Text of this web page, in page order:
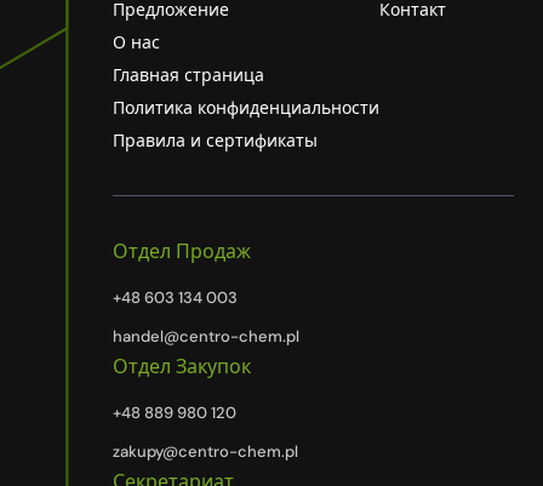
Предложение
О нас
Главная страница
Политика конфиденциальности
Правила и сертификаты
Контакт
Отдел Продаж
+48 603 134 003
handel@centro-chem.pl
Отдел Закупок
+48 889 980 120
zakupy@centro-chem.pl